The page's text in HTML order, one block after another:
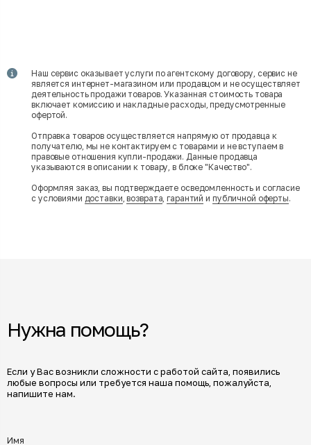
Наш сервис оказывает услуги по агентскому договору, сервис не
является интернет-магазином или продавцом и не осуществляет
деятельность продажи товаров. Указанная стоимость товара
включает комиссию и накладные расходы, предусмотренные
офертой.
Отправка товаров осуществляется напрямую от продавца к
получателю, мы не контактируем с товарами и не вступаем в
правовые отношения купли-продажи. Данные продавца
указываются в описании к товару, в блоке "Качество".
Оформляя заказ, вы подтверждаете осведомленность и согласие
с условиями доставки,возврата,гарантий и публичной оферты.
Нужна помощь?
Если у Вас возникли сложности с работой сайта, появились
любые вопросы или требуется наша помощь, пожалуйста,
напишите нам.
Имя